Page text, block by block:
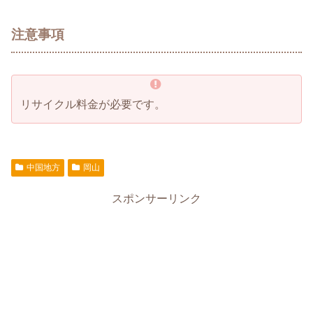
注意事項
リサイクル料金が必要です。
中国地方 岡山
スポンサーリンク